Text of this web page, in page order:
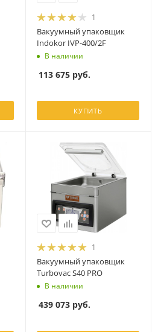
1
Вакуумный упаковщик
Indokor IVP-400/2F
В наличии
113 675 руб.
КУПИТЬ
1
Вакуумный упаковщик
Turbovac S40 PRO
В наличии
439 073 руб.